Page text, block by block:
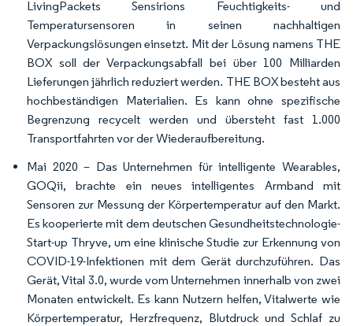
LivingPackets Sensirions Feuchtigkeits- und
Temperatursensoren in seinen nachhaltigen
Verpackungslösungen einsetzt. Mit der Lösung namens THE
BOX soll der Verpackungsabfall bei über 100 Milliarden
Lieferungen jährlich reduziert werden. THE BOX besteht aus
hochbeständigen Materialien. Es kann ohne spezifische
Begrenzung recycelt werden und übersteht fast 1.000
Transportfahrten vor der Wiederaufbereitung.
Mai 2020 – Das Unternehmen für intelligente Wearables,
GOQii, brachte ein neues intelligentes Armband mit
Sensoren zur Messung der Körpertemperatur auf den Markt.
Es kooperierte mit dem deutschen Gesundheitstechnologie-
Start-up Thryve, um eine klinische Studie zur Erkennung von
COVID-19-Infektionen mit dem Gerät durchzuführen. Das
Gerät, Vital 3.0, wurde vom Unternehmen innerhalb von zwei
Monaten entwickelt. Es kann Nutzern helfen, Vitalwerte wie
Körpertemperatur, Herzfrequenz, Blutdruck und Schlaf zu